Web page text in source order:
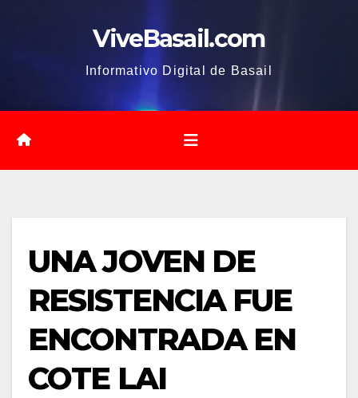
ViveBasail.com
Informativo Digital de Basail
UNA JOVEN DE
RESISTENCIA FUE
ENCONTRADA EN
COTE LAI